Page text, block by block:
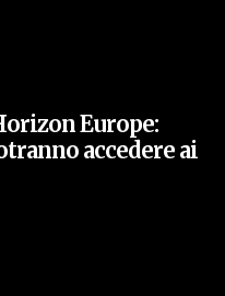
Europe:
accedere ai